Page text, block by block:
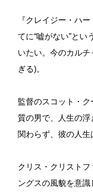
『クレイジー・ハ
てに“嘘がない”とい
いたい。今のカル
ぎる)。
監督のスコット・
質の男で、人生の
関わらず、彼の人生
クリス・クリスト
ングスの風貌を意